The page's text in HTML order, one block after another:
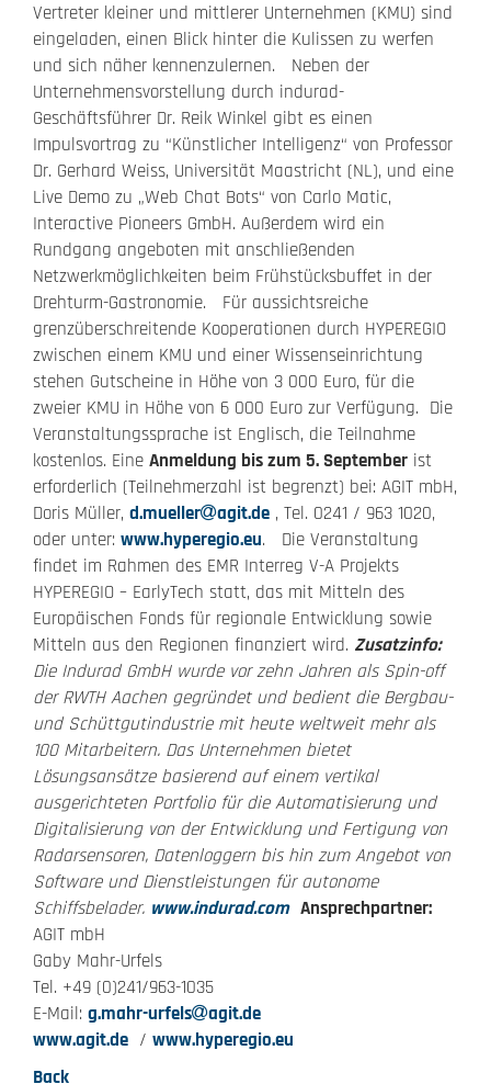
Vertreter kleiner und mittlerer Unternehmen (KMU) sind
eingeladen, einen Blick hinter die Kulissen zu werfen
und sich näher kennenzulernen. Neben der
Unternehmensvorstellung durch indurad-
Geschäftsführer Dr. Reik Winkel gibt es einen
Impulsvortrag zu “Künstlicher Intelligenz“ von Professor
Dr. Gerhard Weiss, Universität Maastricht (NL), und eine
Live Demo zu „Web Chat Bots“ von Carlo Matic,
Interactive Pioneers GmbH. Außerdem wird ein
Rundgang angeboten mit anschließenden
Netzwerkmöglichkeiten beim Frühstücksbuffet in der
Drehturm-Gastronomie. Für aussichtsreiche
grenzüberschreitende Kooperationen durch HYPEREGIO
zwischen einem KMU und einer Wissenseinrichtung
stehen Gutscheine in Höhe von 3 000 Euro, für die
zweier KMU in Höhe von 6 000 Euro zur Verfügung. Die
Veranstaltungssprache ist Englisch, die Teilnahme
kostenlos. Eine Anmeldung bis zum 5. September ist
erforderlich (Teilnehmerzahl ist begrenzt) bei: AGIT mbH,
Doris Müller, d.mueller agit.de , Tel. 0241 / 963 1020,
oder unter: www.hyperegio.eu. Die Veranstaltung
findet im Rahmen des EMR Interreg V-A Projekts
HYPEREGIO – EarlyTech statt, das mit Mitteln des
Europäischen Fonds für regionale Entwicklung sowie
Mitteln aus den Regionen finanziert wird. Zusatzinfo:
Die Indurad GmbH wurde vor zehn Jahren als Spin-off
der RWTH Aachen gegründet und bedient die Bergbau-
und Schüttgutindustrie mit heute weltweit mehr als
100 Mitarbeitern. Das Unternehmen bietet
Lösungsansätze basierend auf einem vertikal
ausgerichteten Portfolio für die Automatisierung und
Digitalisierung von der Entwicklung und Fertigung von
Radarsensoren, Datenloggern bis hin zum Angebot von
Software und Dienstleistungen für autonome
Schiffsbelader. www.indurad.com Ansprechpartner:
AGIT mbH
Gaby Mahr-Urfels
Tel. +49 (0)241/963-1035
E-Mail: g.mahr-urfels
agit.de
www.agit.de / www.hyperegio.eu
Back